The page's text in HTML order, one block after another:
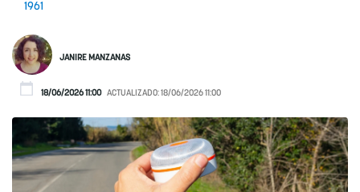
1961
JANIRE MANZANAS
18/06/2026 11:00 ACTUALIZADO:18/06/2026 11:00